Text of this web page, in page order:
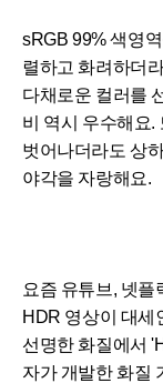
sRGB 99% 색영
렬하고 화려하더
다채로운 컬러를
비 역시 우수해요.
벗어나더라도 상
야각을 자랑해요.
요즘 유튜브, 넷플
HDR 영상이 대세
선명한 화질에서
자가 개발한 화질